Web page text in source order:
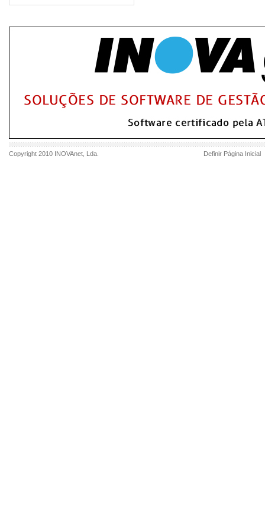
Copyright 2010 INOVAnet , Lda. Definir Página Inicial